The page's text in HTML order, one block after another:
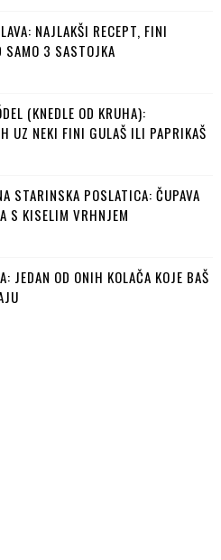
NAJLAKŠI RECEPT, FINI
SAMO 3 SASTOJKA
(KNEDLE OD KRUHA):
UZ NEKI FINI GULAŠ ILI PAPRIKAŠ
STARINSKA POSLATICA: ČUPAVA
S KISELIM VRHNJEM
JEDAN OD ONIH KOLAČA KOJE BAŠ